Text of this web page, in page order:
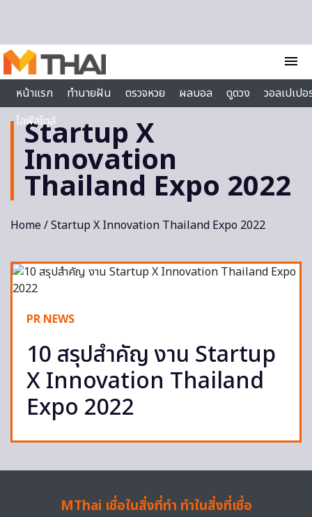
menu
หน้าแรก
ทำนายฝัน ตรวจหวย ผลบอล ดูดวง
วอลเปเป
ไลฟ์สไตล์
Startup X
Innovation
Thailand Expo 2022
Home/ Startup X Innovation Thailand Expo 2022
PR NEWS
10 สรุปสำคัญ งาน Startup
X Innovation Thailand
Expo 2022
MThai เชื่อในสิ่งที่ทำ ทำในสิ่งที่เชื่อ